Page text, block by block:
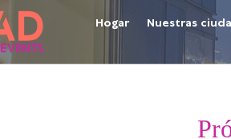
Hogar Nuestras